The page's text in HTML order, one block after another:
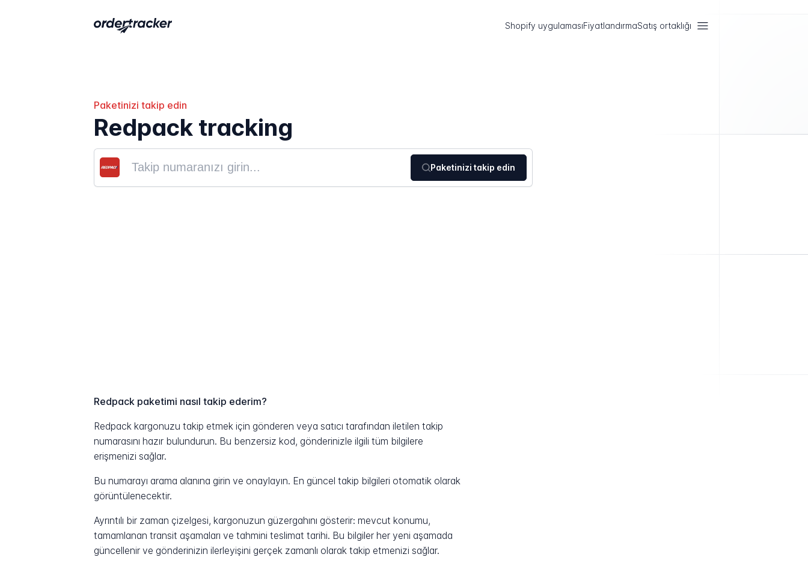
Shopify uygulamasıFiyatlandırmaSatış ortaklığı
Paketinizi takip edin
Redpack tracking
Paketinizi takip edin
Redpack paketimi nasıl takip ederim?
Redpack kargonuzu takip etmek için gönderen veya satıcı tarafından iletilen takip
numarasını hazır bulundurun. Bu benzersiz kod, gönderinizle ilgili tüm bilgilere
erişmenizi sağlar.
Bu numarayı arama alanına girin ve onaylayın. En güncel takip bilgileri otomatik olarak
görüntülenecektir.
Ayrıntılı bir zaman çizelgesi, kargonuzun güzergahını gösterir: mevcut konumu,
tamamlanan transit aşamaları ve tahmini teslimat tarihi. Bu bilgiler her yeni aşamada
güncellenir ve gönderinizin ilerleyişini gerçek zamanlı olarak takip etmenizi sağlar.